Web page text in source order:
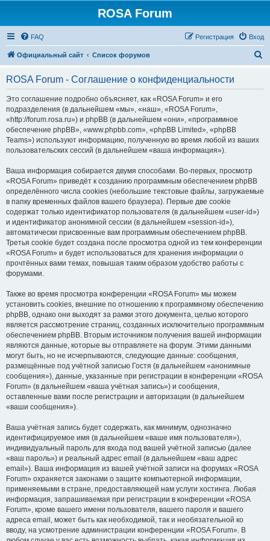
ROSA Forum
FAQ Вход
Регистрация
Официальный сайт Список форумов
ROSA Forum - Соглашение о конфиденциальности
Это соглашение подробно объясняет, как «ROSA Forum» и его
подразделения (в дальнейшем «мы», «наш», «ROSA Forum»,
«http://forum.rosa.ru») и phpBB (в дальнейшем «они», «программное
обеспечение phpBB», «www.phpbb.com», «phpBB Limited», «phpBB
Teams») используют информацию, полученную во время любой из ваших
пользовательских сессий (в дальнейшем «ваша информация»).
Ваша информация собирается двумя способами. Во-первых, просмотр
«ROSA Forum» приведёт к созданию программным обеспечением phpBB
определённого числа cookies (небольшие текстовые файлы, загружаемые
в папку временных файлов вашего браузера). Первые две cookie
содержат только идентификатор пользователя (в дальнейшем «user-id»)
и идентификатор анонимной сессии (в дальнейшем «session-id»),
автоматически присвоенные вам программным обеспечением phpBB.
Третья cookie будет создана после просмотра одной из тем конференции
«ROSA Forum» и будет использоваться для хранения информации о
прочтённых вами темах, повышая таким образом удобство работы с
форумами.
Также во время просмотра конференции «ROSA Forum» мы можем
установить cookies, внешние по отношению к программному обеспечению
phpBB, однако они выходят за рамки этого документа, целью которого
является рассмотрение страниц, созданных исключительно программным
обеспечением phpBB. Вторым источником получения вашей информации
являются данные, которые вы отправляете на форум. Этими данными
могут быть, но не исчерпываются, следующие данные: сообщения,
размещённые под учётной записью Гостя (в дальнейшем «анонимные
сообщения»), данные, указанные при регистрации в конференции «ROSA
Forum» (в дальнейшем «ваша учётная запись») и сообщения,
оставленные вами после регистрации и авторизации (в дальнейшем
«ваши сообщения»).
Ваша учётная запись будет содержать, как минимум, однозначно
идентифицируемое имя (в дальнейшем «ваше имя пользователя»),
индивидуальный пароль для входа под вашей учётной записью (далее
«ваш пароль») и реальный адрес email (в дальнейшем «ваш адрес
email»). Ваша информация из вашей учётной записи на форумах «ROSA
Forum» охраняется законами о защите компьютерной информации,
применяемыми в стране, предоставляющей нам услуги хостинга. Любая
информация, запрашиваемая при регистрации в конференции «ROSA
Forum», кроме вашего имени пользователя, вашего пароля и вашего
адреса email, может быть как необходимой, так и необязательной ко
вводу, на усмотрение администрации конференции «ROSA Forum». В